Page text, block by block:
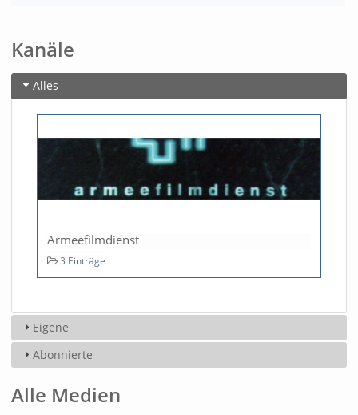
Kanäle
Alles
Armeefilmdienst
3 Einträge
Eigene
Abonnierte
Alle Medien